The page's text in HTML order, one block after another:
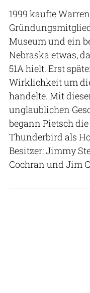
1999 kaufte
Museum und ein
Nebraska etwas,
51A hielt. Erst
Wirklichkeit um
handelte. Mit
unglaublichen
begann Pietsch
Thunderbird als
Besitzer: Jimmy
Cochran und Jim